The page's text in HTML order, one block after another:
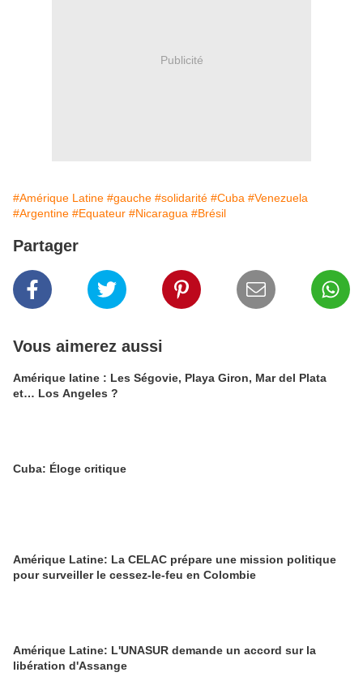
Publicité
#Amérique Latine #gauche #solidarité #Cuba #Venezuela
#Argentine #Equateur #Nicaragua #Brésil
Partager
Vous aimerez aussi
Amérique latine : Les Ségovie, Playa Giron, Mar del Plata
et… Los Angeles ?
Cuba: Éloge critique
Amérique Latine: La CELAC prépare une mission politique
pour surveiller le cessez-le-feu en Colombie
Amérique Latine: L'UNASUR demande un accord sur la
libération d'Assange